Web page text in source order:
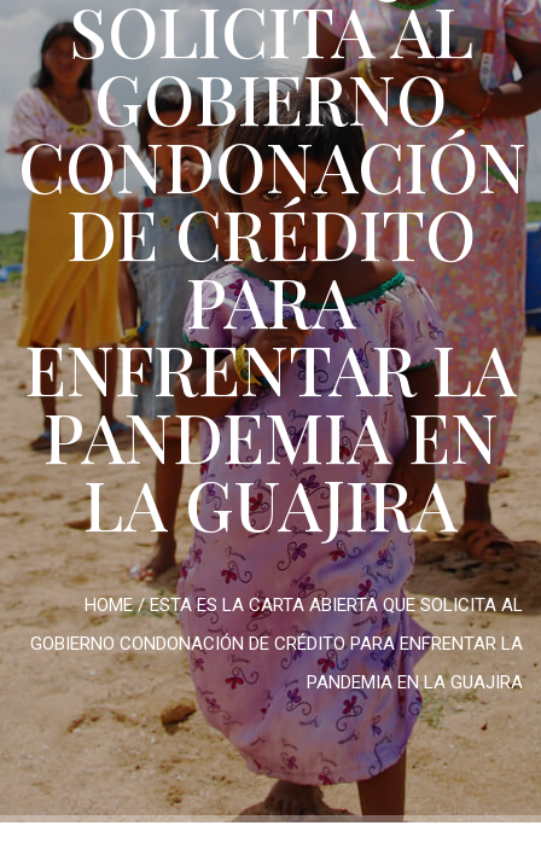
SOLICITA AL
GOBIERNO
CONDONACIÓN
DE CRÉDITO
PARA
ENFRENTAR LA
PANDEMIA EN
LA GUAJIRA
HOME/ESTA ES LA CARTA ABIERTA QUE SOLICITA AL
GOBIERNO CONDONACIÓN DE CRÉDITO PARA ENFRENTAR LA
PANDEMIA EN LA GUAJIRA